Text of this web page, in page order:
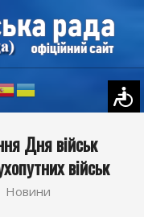
Дня військ
військ
Новини